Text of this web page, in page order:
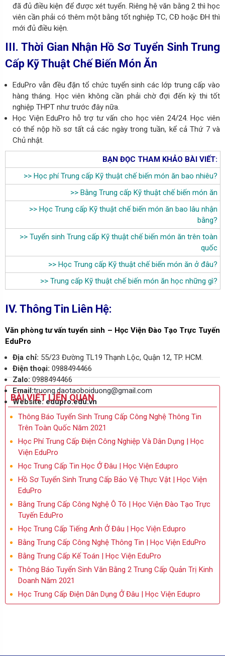
đã đủ điều kiện để được xét tuyển. Riêng hệ văn bằng 2 thì học
viên cần phải có thêm một bằng tốt nghiệp TC, CĐ hoặc ĐH thì
mới đủ điều kiện.
III. Thời Gian Nhận Hồ Sơ Tuyển Sinh Trung
Cấp Kỹ Thuật Chế Biến Món Ăn
EduPro vẫn đều đặn tổ chức tuyển sinh các lớp trung cấp vào
hàng tháng. Học viên không cần phải chờ đợi đến kỳ thi tốt
nghiệp THPT như trước đây nữa.
Học Viện EduPro hỗ trợ tư vấn cho học viên 24/24. Học viên
có thể nộp hồ sơ tất cả các ngày trong tuần, kể cả Thứ 7 và
Chủ nhật.
BẠN ĐỌC THAM KHẢO BÀI VIẾT:
>> Học phí Trung cấp Kỹ thuật chế biến món ăn bao nhiêu?
>> Bằng Trung cấp Kỹ thuật chế biến món ăn
>> Học Trung cấp Kỹ thuật chế biến món ăn bao lâu nhận
bằng?
>> Tuyển sinh Trung cấp Kỹ thuật chế biến món ăn trên toàn
quốc
>> Học Trung cấp Kỹ thuật chế biến món ăn ở đâu?
>> Trung cấp Kỹ thuật chế biến món ăn học những gì?
IV. Thông Tin Liên Hệ:
Văn phòng tư vấn tuyển sinh – Học Viện Đào Tạo Trực Tuyến
EduPro
Địa chỉ: 55/23 Đường TL19 Thạnh Lộc, Quận 12, TP. HCM.
Điện thoại: 0988494466
Zalo:0988494466
Email:truong.daotaoboiduong@gmail.com
Website: edupro.edu.vn
BÀI VIẾT LIÊN QUAN
Thông Báo Tuyển Sinh Trung Cấp Công Nghệ Thông Tin
Trên Toàn Quốc Năm 2021
Học Phí Trung Cấp Điện Công Nghiệp Và Dân Dụng | Học
Viện EduPro
Học Trung Cấp Tin Học Ở Đâu | Học Viện Edupro
Hồ Sơ Tuyển Sinh Trung Cấp Bảo Vệ Thực Vật | Học Viện
EduPro
Bằng Trung Cấp Công Nghệ Ô Tô | Học Viện Đào Tạo Trực
Tuyến EduPro
Học Trung Cấp Tiếng Anh Ở Đâu | Học Viện Edupro
Bằng Trung Cấp Công Nghệ Thông Tin | Học Viện EduPro
Bằng Trung Cấp Kế Toán | Học Viện EduPro
Thông Báo Tuyển Sinh Văn Bằng 2 Trung Cấp Quản Trị Kinh
Doanh Năm 2021
Học Trung Cấp Điện Dân Dụng Ở Đâu | Học Viện Edupro